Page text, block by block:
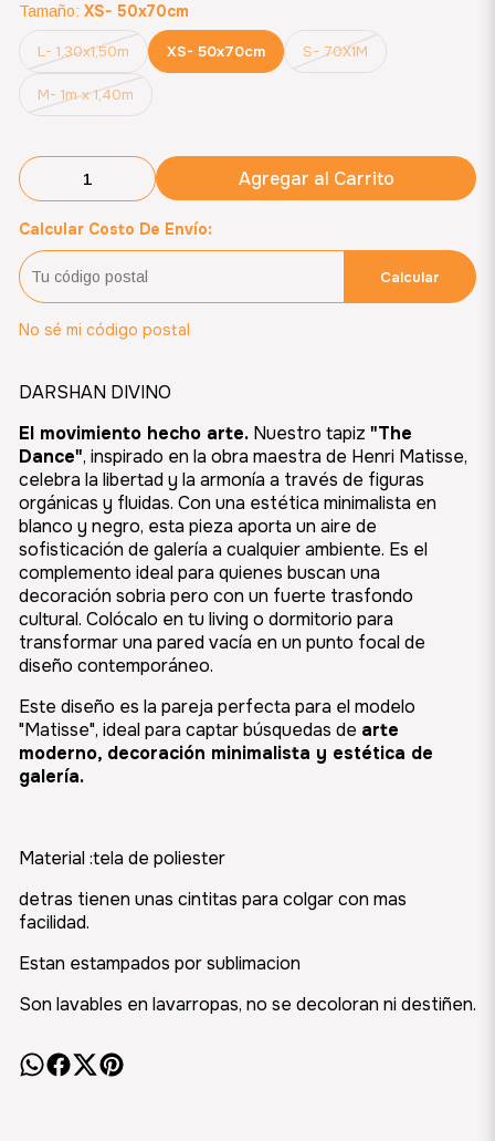
Tamaño: XS- 50x70cm
L- 1,30x1,50m XS- 50x70cm S- 70X1M
M- 1m x 1,40m
Agregar al Carrito
Calcular Costo De Envío:
Calcular
No sé mi código postal
DARSHAN DIVINO
El movimiento hecho arte.Nuestro tapiz "The
Dance", inspirado en la obra maestra de Henri Matisse,
celebra la libertad y la armonía a través de figuras
orgánicas y fluidas. Con una estética minimalista en
blanco y negro, esta pieza aporta un aire de
sofisticación de galería a cualquier ambiente. Es el
complemento ideal para quienes buscan una
decoración sobria pero con un fuerte trasfondo
cultural. Colócalo en tu living o dormitorio para
transformar una pared vacía en un punto focal de
diseño contemporáneo.
Este diseño es la pareja perfecta para el modelo
"Matisse", ideal para captar búsquedas de arte
moderno, decoración minimalista y estética de
galería.
Material :tela de poliester
detras tienen unas cintitas para colgar con mas
facilidad.
Estan estampados por sublimacion
Son lavables en lavarropas, no se decoloran ni destiñen.